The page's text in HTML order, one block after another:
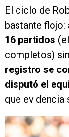
El ciclo de
bastante flojo:
16 partidos
completos)
registro se
disputó el
que evidencia